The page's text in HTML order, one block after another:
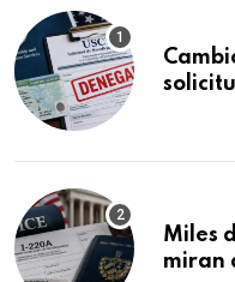
Miles
miran